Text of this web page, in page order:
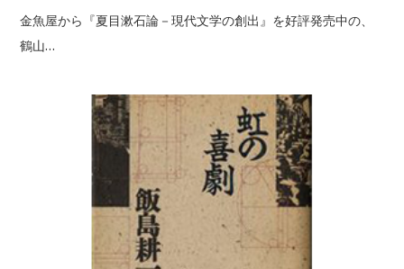
金魚屋から『夏目漱石論－現代文学の創出』を好評発売中の、
鶴山…